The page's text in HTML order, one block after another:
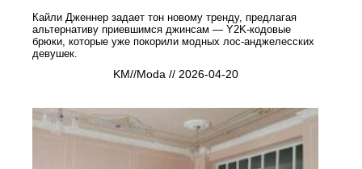
Кайли Дженнер задает тон новому тренду, предлагая
альтернативу приевшимся джинсам — Y2K-кодовые
брюки, которые уже покорили модных лос-анджелесских
девушек.
KM//Moda // 2026-04-20